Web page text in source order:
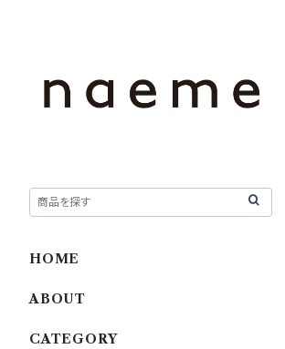
HOME
ABOUT
CATEGORY